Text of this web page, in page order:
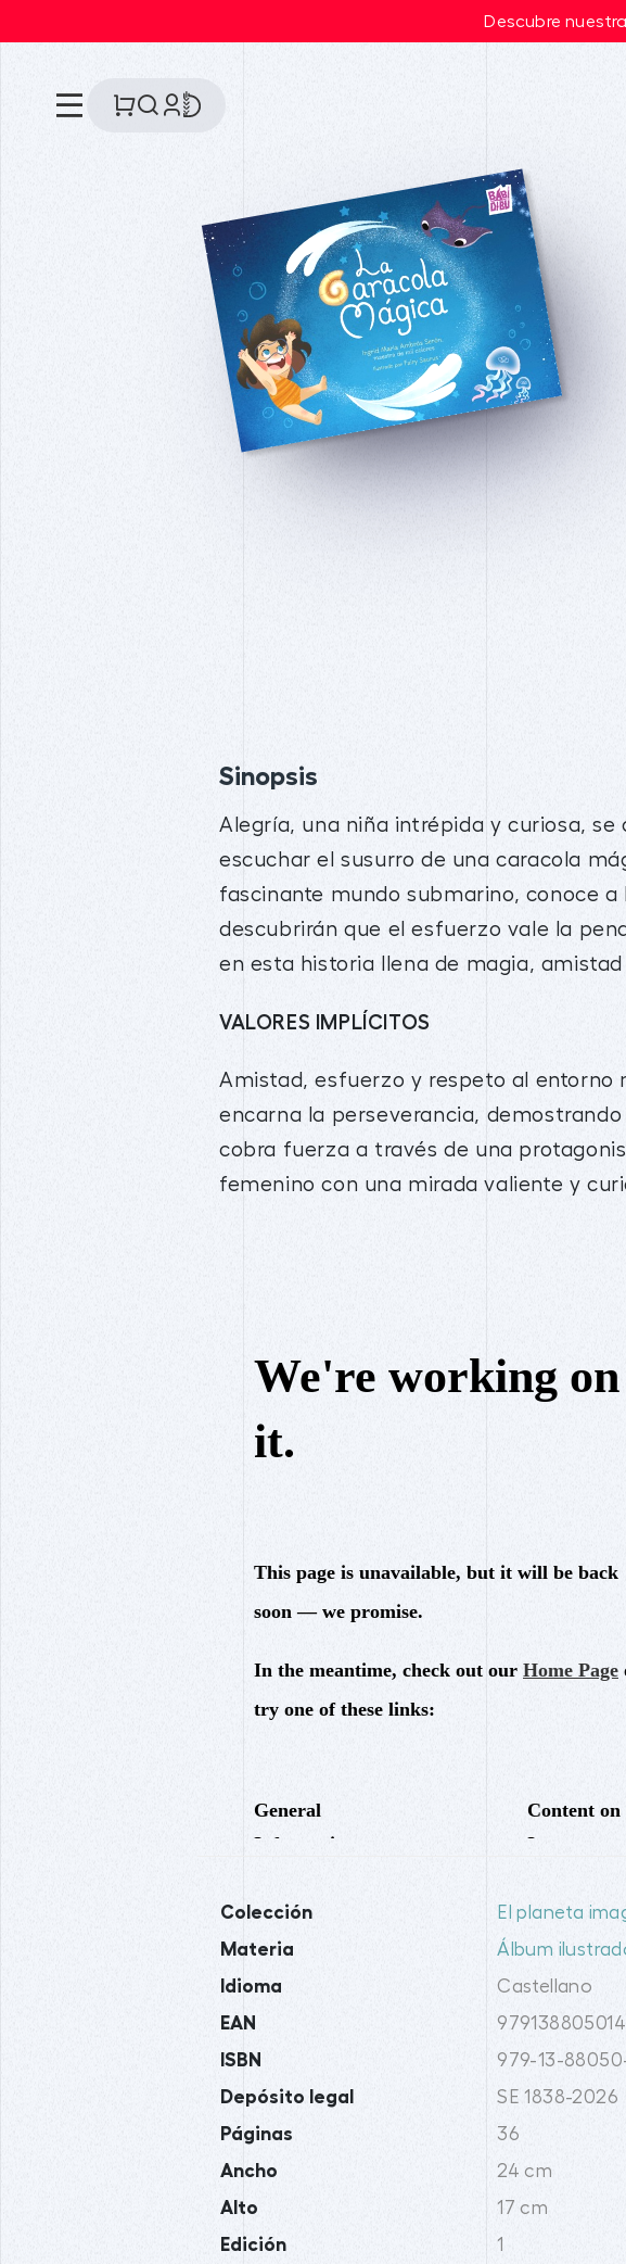
Descubre
Sinopsis
Alegría, una niña intrépida y curiosa,
escuchar el susurro de una caracola
fascinante mundo submarino, conoce a
descubrirán que el esfuerzo vale la
en esta historia llena de magia,
VALORES IMPLÍCITOS
Amistad, esfuerzo y respeto al entorno
encarna la perseverancia,
cobra fuerza a través de una
femenino con una mirada valiente y
Colección El planeta
Materia Álbum
Idioma Castellano
EAN
ISBN 979-13-
Depósito legal SE 1838-2026
Páginas 36
Ancho 24 cm
Alto 17 cm
Edición 1